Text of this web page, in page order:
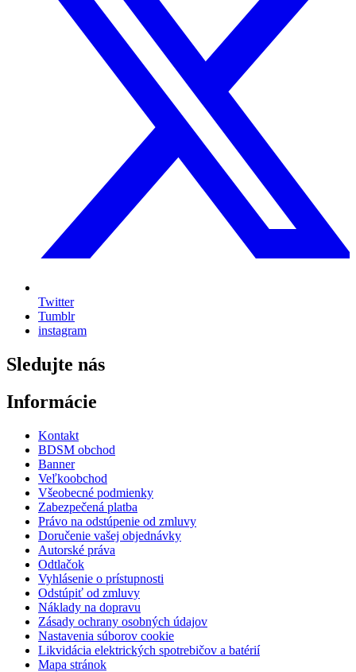
Twitter
Tumblr
instagram
Sledujte nás
Informácie
Kontakt
BDSM obchod
Banner
Veľkoobchod
Všeobecné podmienky
Zabezpečená platba
Právo na odstúpenie od zmluvy
Doručenie vašej objednávky
Autorské práva
Odtlačok
Vyhlásenie o prístupnosti
Odstúpiť od zmluvy
Náklady na dopravu
Zásady ochrany osobných údajov
Nastavenia súborov cookie
Likvidácia elektrických spotrebičov a batérií
Mapa stránok